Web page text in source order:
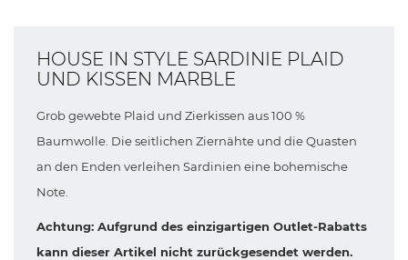
HOUSE IN STYLE SARDINIE PLAID
UND KISSEN MARBLE
Grob gewebte Plaid und Zierkissen aus 100 %
Baumwolle. Die seitlichen Ziernähte und die Quasten
an den Enden verleihen Sardinien eine bohemische
Note.
Achtung: Aufgrund des einzigartigen Outlet-Rabatts
kann dieser Artikel nicht zurückgesendet werden.